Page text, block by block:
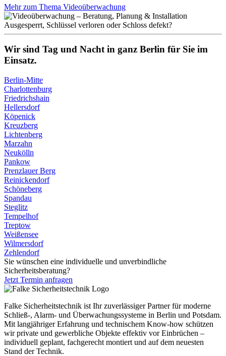
Mehr zum Thema Videoüberwachung
Ausgesperrt, Schlüssel verloren oder Schloss defekt?
Wir sind Tag und Nacht in ganz Berlin für Sie im
Einsatz.
Berlin-Mitte
Charlottenburg
Friedrichshain
Hellersdorf
Köpenick
Kreuzberg
Lichtenberg
Marzahn
Neukölln
Pankow
Prenzlauer Berg
Reinickendorf
Schöneberg
Spandau
Steglitz
Tempelhof
Treptow
Weißensee
Wilmersdorf
Zehlendorf
Sie wünschen eine individuelle und unverbindliche
Sicherheitsberatung?
Jetzt Termin anfragen
Falke Sicherheitstechnik ist Ihr zuverlässiger Partner für moderne
Schließ-, Alarm- und Überwachungssysteme in Berlin und Potsdam.
Mit langjähriger Erfahrung und technischem Know-how schützen
wir private und gewerbliche Objekte effektiv vor Einbrüchen –
individuell geplant, fachgerecht montiert und auf dem neuesten
Stand der Technik.